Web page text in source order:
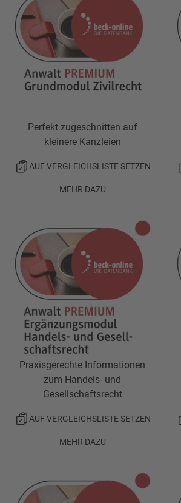
Perfekt zugeschnitten auf
kleinere Kanzleien
AUF VERGLEICHSLISTE SETZEN
MEHR DAZU
Praxisgerechte Informationen
zum Handels- und
Gesellschaftsrecht
AUF VERGLEICHSLISTE SETZEN
MEHR DAZU